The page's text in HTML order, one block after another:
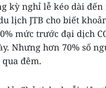
kỳ nghỉ lễ kéo dài
lịch JTB cho biết
mức trước đại dịch
Nhưng hơn 70% số
đêm.